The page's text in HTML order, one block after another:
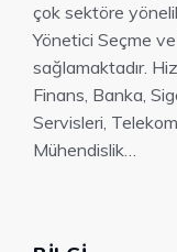
çok sektöre
Yönetici Seçme ve
sağlamaktadır.
Finans, Banka,
Servisleri,
Mühendislik…